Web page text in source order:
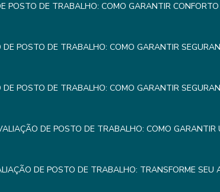
POSTO DE TRABALHO: COMO GARANTIR
POSTO DE TRABALHO: COMO GARANTIR
POSTO DE TRABALHO: COMO GARANTIR
DE POSTO DE TRABALHO: COMO GARANTIR
DE POSTO DE TRABALHO: TRANSFORME SEU